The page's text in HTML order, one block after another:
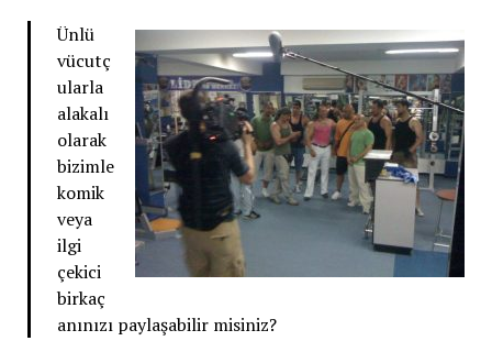
Ünlü
vücutç
ularla
alakalı
olarak
bizimle
komik
veya
ilgi
çekici
birkaç
anınızı paylaşabilir misiniz?